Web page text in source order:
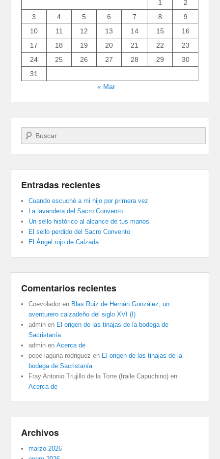
1
2
3
4 5 6 7 8
9
10
11 12 13 14 15
16
17
18 19 20 21 22
23
24
25 26 27 28 29
30
31
« Mar
Buscar
Entradas recientes
Cuando escuché a mi hijo por primera vez
La lavandera del Sacro Convento
Un sello histórico al alcance de tus manos
El sello perdido del Sacro Convento
El Ángel rojo de Calzada
Comentarios recientes
Coevolador en Blas Ruiz de Hernán González, un
aventurero calzadeño del siglo XVI (I)
admin en El origen de las tinajas de la bodega de
Sacristanía
admin enAcerca de
pepe laguna rodriguez en El origen de las tinajas de la
bodega de Sacristanía
Fray Antonio Trujillo de la Torre (fraile Capuchino) en
Acerca de
Archivos
marzo 2026